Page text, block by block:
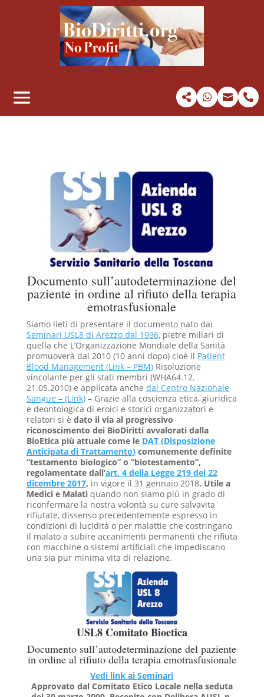
   
Documento sull’autodeterminazione del
paziente in ordine al rifiuto della terapia
emotrasfusionale
Siamo lieti di presentare il documento nato dai
Seminari USL8 di Arezzo dal 1996, pietre miliari di
quella che L’Organizzazione Mondiale della Sanità
promuoverà dal 2010 (10 anni dopo) cioè il Patient
Blood Management (Link – PBM)Risoluzione
vincolante per gli stati membri (WHA64.12.
21.05.2010) e applicata anche dal Centro Nazionale
Sangue – (Link)– Grazie alla coscienza etica, giuridica
e deontologica di eroici e storici organizzatori e
relatori si è dato il via al progressivo
riconoscimento dei BioDiritti avvalorati dalla
BioEtica più attuale come le DAT (Disposizione
Anticipata di Trattamento)comunemente definite
“testamento biologico” o “biotestamento”,
regolamentate dall’art. 4 della Legge 219 del 22
dicembre 2017, in vigore il 31 gennaio 2018. Utile a
Medici e Malati quando non siamo più in grado di
riconfermare la nostra volontà su cure salvavita
rifiutate, dissenso precedentemente espresso in
condizioni di lucidità o per malattie che costringano
il malato a subire accanimenti permanenti che rifiuta
con macchine o sistemi artificiali che impediscano
una sia pur minima vita di relazione.
USL8 Comitato Bioetica
Documento sull’autodeterminazione del paziente
in ordine al rifiuto della terapia emotrasfusionale
Vedi link ai Seminari
Approvato dal Comitato Etico Locale nella seduta